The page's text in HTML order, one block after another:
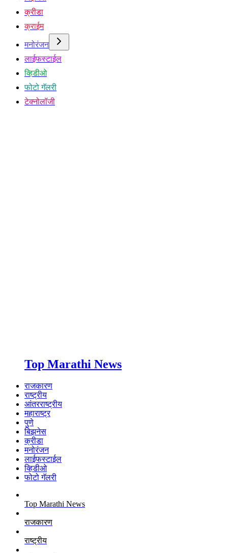
क्रीडा
क्राईम
मनोरंजन
लाईफस्टाईल
व्हिडीओ
फोटो गॅलरी
टेक्नोलॉजी
Top Marathi News
राजकारण
राष्ट्रीय
आंतरराष्ट्रीय
महाराष्ट्र
पुणे
बिझनेस
क्रीडा
मनोरंजन
लाईफस्टाईल
व्हिडीओ
फोटो गॅलरी
Top Marathi News
राजकारण
राष्ट्रीय